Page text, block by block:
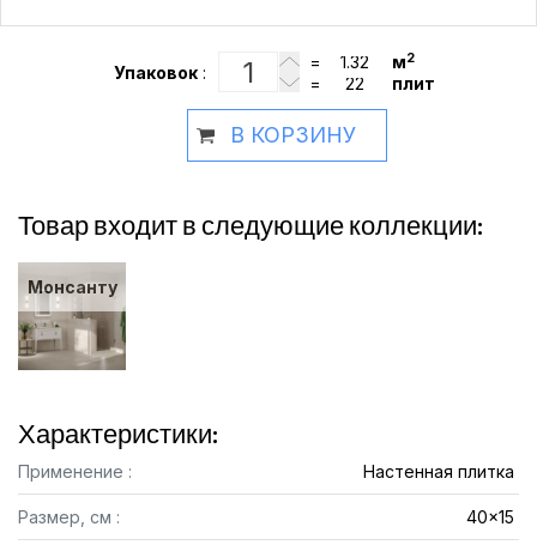
Упаковок :
= м2
= плит
В КОРЗИНУ
Товар входит в следующие коллекции:
Монсанту
Характеристики:
Применение : Настенная плитка
Размер, см : 40x15